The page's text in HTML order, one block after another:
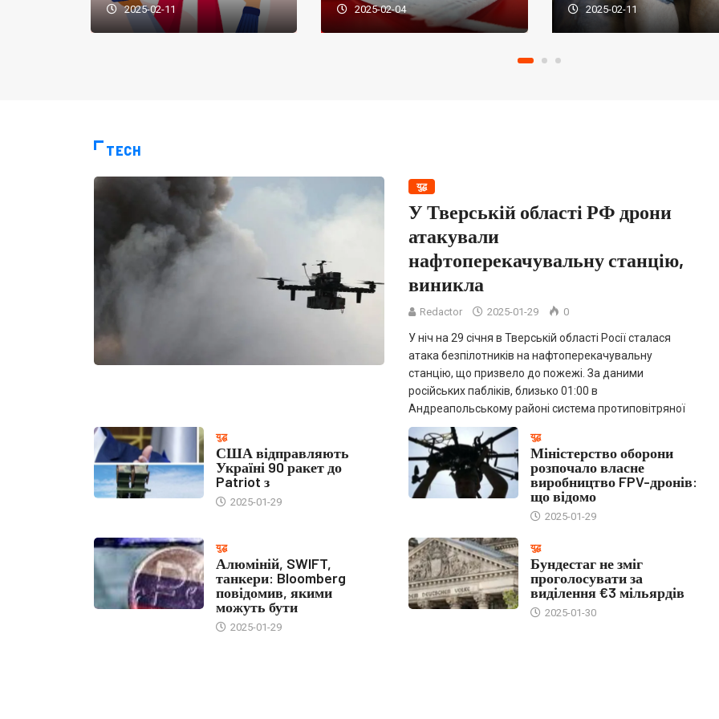
2025-02-11 2025-02-04 2025-02-11
TECH
युद्ध
У Тверській області РФ дрони
атакували
нафтоперекачувальну станцію,
виникла
Redactor 2025-01-29 0
У ніч на 29 січня в Тверській області Росії сталася
атака безпілотників на нафтоперекачувальну
станцію, що призвело до пожежі. За даними
російських пабліків, близько 01:00 в
Андреапольському районі система протиповітряної
युद्ध
США відправляють
Україні 90 ракет до
Patriot з
2025-01-29
युद्ध
Міністерство оборони
розпочало власне
виробництво FPV-дронів:
що відомо
2025-01-29
युद्ध
Алюміній, SWIFT,
танкери: Bloomberg
повідомив, якими
можуть бути
2025-01-29
युद्ध
Бундестаг не зміг
проголосувати за
виділення €3 мільярдів
2025-01-30